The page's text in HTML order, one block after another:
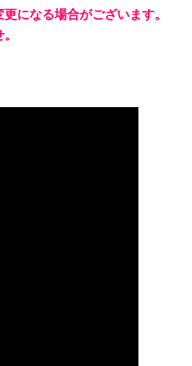
になる場合がございます。